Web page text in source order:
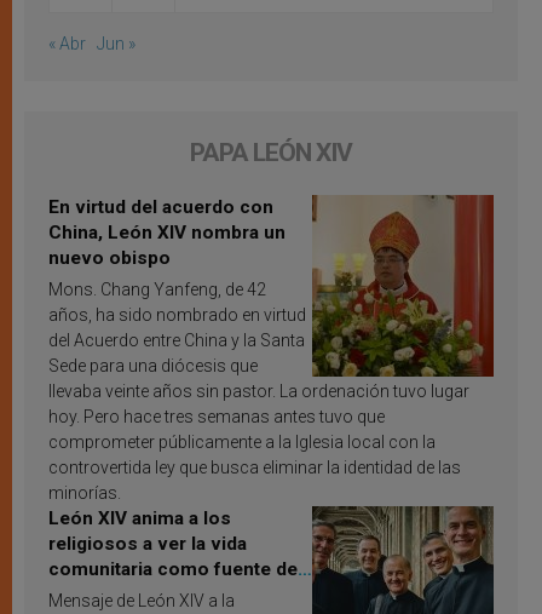
« Abr Jun »
PAPA LEÓN XIV
En virtud del acuerdo con
China, León XIV nombra un
nuevo obispo
Mons. Chang Yanfeng, de 42
años, ha sido nombrado en virtud
del Acuerdo entre China y la Santa
Sede para una diócesis que
llevaba veinte años sin pastor. La ordenación tuvo lugar
hoy. Pero hace tres semanas antes tuvo que
comprometer públicamente a la Iglesia local con la
controvertida ley que busca eliminar la identidad de las
minorías.
León XIV anima a los
religiosos a ver la vida
comunitaria como fuente de
inspiración y santificación
Mensaje de León XIV a la